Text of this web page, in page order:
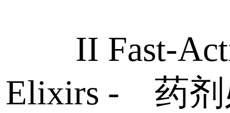
II Fast-
Elixirs - 药剂